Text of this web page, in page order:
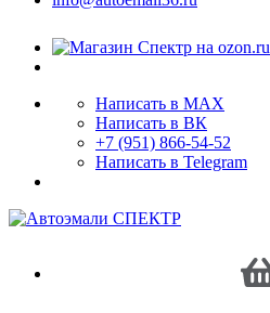
Написать в MAX
Написать в ВК
+7 (951) 866-54-52
Написать в Telegram